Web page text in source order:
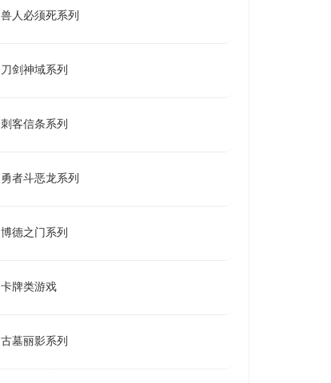
兽人必须死系列
刀剑神域系列
刺客信条系列
勇者斗恶龙系列
博德之门系列
卡牌类游戏
古墓丽影系列